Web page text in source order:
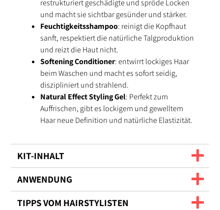
restrukturiert geschädigte und spröde Locken
und macht sie sichtbar gesünder und stärker.
Feuchtigkeitsshampoo: reinigt die Kopfhaut
sanft, respektiert die natürliche Talgproduktion
und reizt die Haut nicht.
Softening Conditioner: entwirrt lockiges Haar
beim Waschen und macht es sofort seidig,
diszipliniert und strahlend.
Natural Effect Styling Gel: Perfekt zum
Auffrischen, gibt es lockigem und gewelltem
Haar neue Definition und natürliche Elastizität.
KIT-INHALT
ANWENDUNG
TIPPS VOM HAIRSTYLISTEN